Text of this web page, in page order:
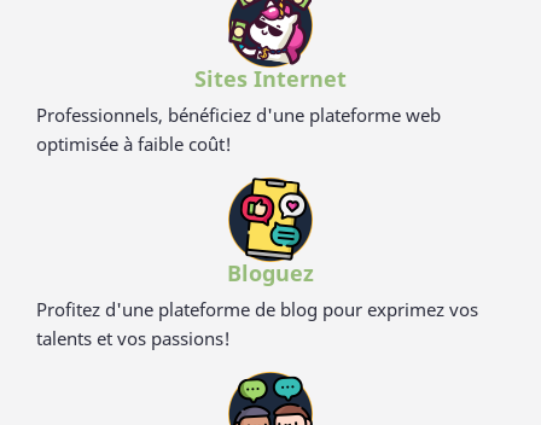
TUV (Allemagne), SGS (Suisse), BOKEN (Japon), CTI (Chine),
FDA (USA) pour ses hauts standards en eco-friendliness et
Sites Internet
Professionnels, bénéficiez d'une plateforme web
optimisée à faible coût!
Bloguez
Profitez d'une plateforme de blog pour exprimez vos
talents et vos passions!